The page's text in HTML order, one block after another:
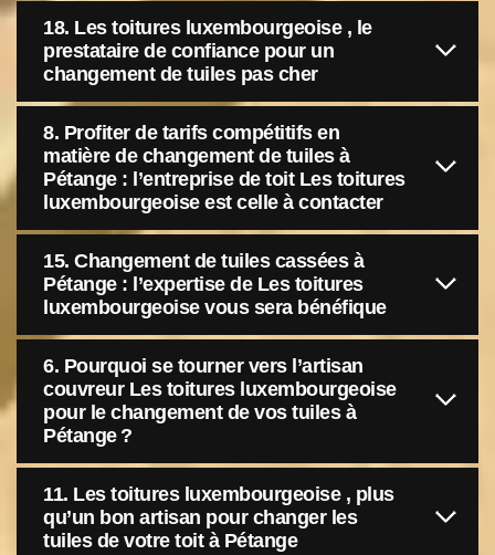
18. Les toitures luxembourgeoise , le
prestataire de confiance pour un
changement de tuiles pas cher
8. Profiter de tarifs compétitifs en
matière de changement de tuiles à
Pétange : l’entreprise de toit Les toitures
luxembourgeoise est celle à contacter
15. Changement de tuiles cassées à
Pétange : l’expertise de Les toitures
luxembourgeoise vous sera bénéfique
6. Pourquoi se tourner vers l’artisan
couvreur Les toitures luxembourgeoise
pour le changement de vos tuiles à
Pétange ?
11. Les toitures luxembourgeoise , plus
qu’un bon artisan pour changer les
tuiles de votre toit à Pétange